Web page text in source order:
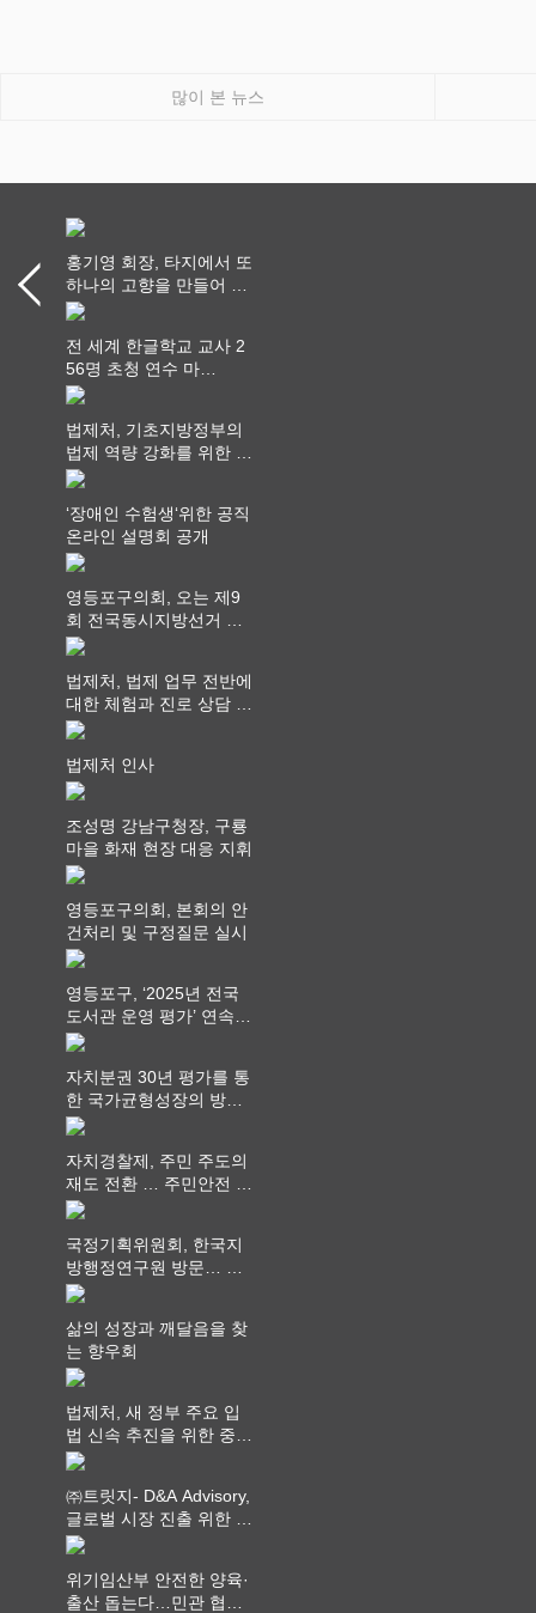
많이 본 뉴스
홍기영 회장, 타지에서 또
하나의 고향을 만들어 가
다
전 세계 한글학교 교사 2
56명 초청 연수 마
쳐...“수업은 더 깊게, 교
법제처, 기초지방정부의
법제 역량 강화를 위한 전
라권 현장설명회 개최
‘장애인 수험생‘위한 공직
온라인 설명회 공개
영등포구의회, 오는 제9
회 전국동시지방선거 ‧
"공직사회는 어느 때보다
를 지켜야 할 것"
법제처, 법제 업무 전반에
대한 체험과 진로 상담 기
회 제공
법제처 인사
조성명 강남구청장, 구룡
마을 화재 현장 대응 지휘
영등포구의회, 본회의 안
건처리 및 구정질문 실시
영등포구, ‘2025년 전국
도서관 운영 평가’ 연속
최고 영예 장관상에서 ‘대
자치분권 30년 평가를 통
한 국가균형성장의 방향
과 과제 논의
자치경찰제, 주민 주도의
재도 전환 … 주민안전 치
안서비스가 최우선 되어
국정기획위원회, 한국지
방행정연구원 방문… 국
가균형성장 논의
삶의 성장과 깨달음을 찾
는 향우회
법제처, 새 정부 주요 입
법 신속 추진을 위한 중앙
부처 법무담당관 회의 개
㈜트릿지- D&A Advisory,
글로벌 시장 진출 위한 전
략적 업무협약 체결
위기임산부 안전한 양육·
출산 돕는다…민관 협력